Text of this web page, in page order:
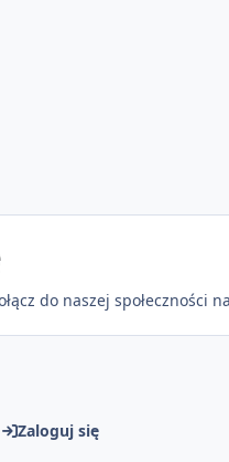
do naszej społeczności na
Zaloguj się